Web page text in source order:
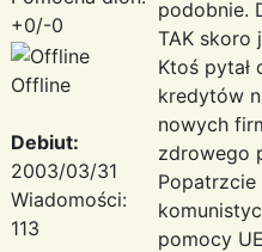
+0/-0
Offline
Debiut:
2003/03/31
Wiadomości:
113
podobnie.
TAK skoro
Ktoś
kredytów
nowych
zdrowego
Popatrzcie
pomocy